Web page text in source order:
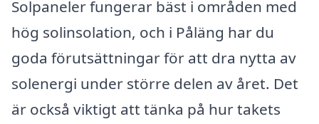
Solpaneler fungerar bäst i områden med
hög solinsolation, och i Påläng har du
goda förutsättningar för att dra nytta av
solenergi under större delen av året. Det
är också viktigt att tänka på hur takets